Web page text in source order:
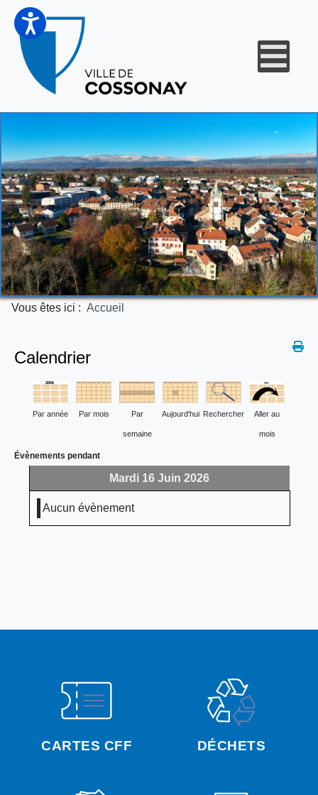
Vous êtes ici : Accueil
CARTES CFF DÉCHETS
Calendrier
Par année Par mois Par
semaine
Aujourd'hui Rechercher Aller au
mois
Évènements pendant
Mardi 16 Juin 2026
Aucun évènement